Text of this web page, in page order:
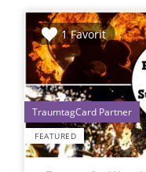
1 Favorit
FEATURED
1